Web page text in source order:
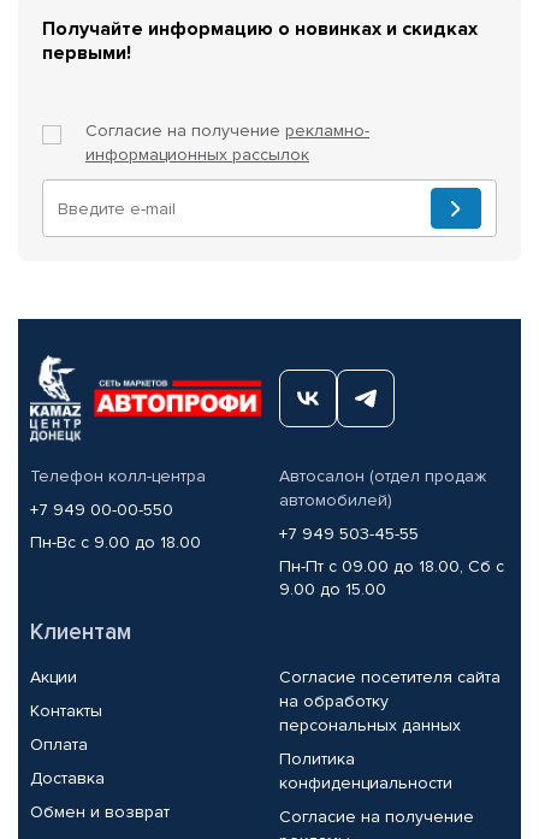
Получайте информацию о новинках и скидках
первыми!
Согласие на получение рекламно-
информационных рассылок
Телефон колл-центра
+7 949 00-00-550
Пн-Вс с 9.00 до 18.00
Автосалон (отдел продаж
автомобилей)
+7 949 503-45-55
Пн-Пт с 09.00 до 18.00, Сб с
9.00 до 15.00
Клиентам
Акции
Контакты
Оплата
Доставка
Обмен и возврат
Согласие посетителя сайта
на обработку
персональных данных
Политика
конфиденциальности
Согласие на получение